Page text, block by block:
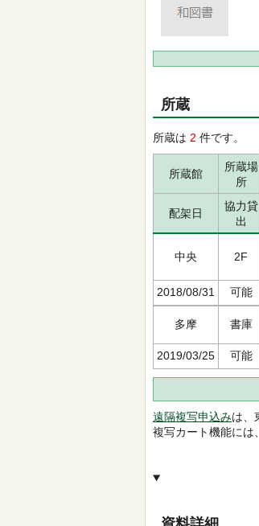
所蔵
所蔵は 2 件です。
所蔵館
所蔵場
所
配架日
協力貸
出
中央 2F
2018/08/31 可能
多摩 書庫
2019/03/25 可能
遠隔複写申込みは、
複写カート機能には